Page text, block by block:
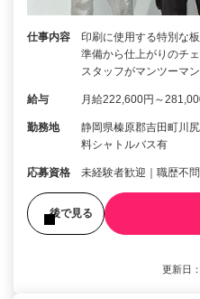
仕事内容
印刷に使用する特別な
準備から仕上がりのチ
スタッフがマンツーマ
給与 月給222,600円～
勤務地
静岡県榛原郡吉田町川
料シャトルバス有
応募資格 未経験者歓迎｜職歴不問
後で見る
更新日